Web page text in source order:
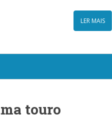
LER MAIS
touro